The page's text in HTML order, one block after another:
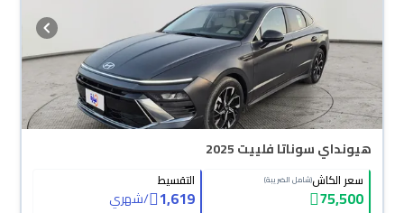
هيونداي سوناتا فلييت 2025
سعر الكاش(شامل الضريبة)
75,500
التقسيط
1,619
/شهري